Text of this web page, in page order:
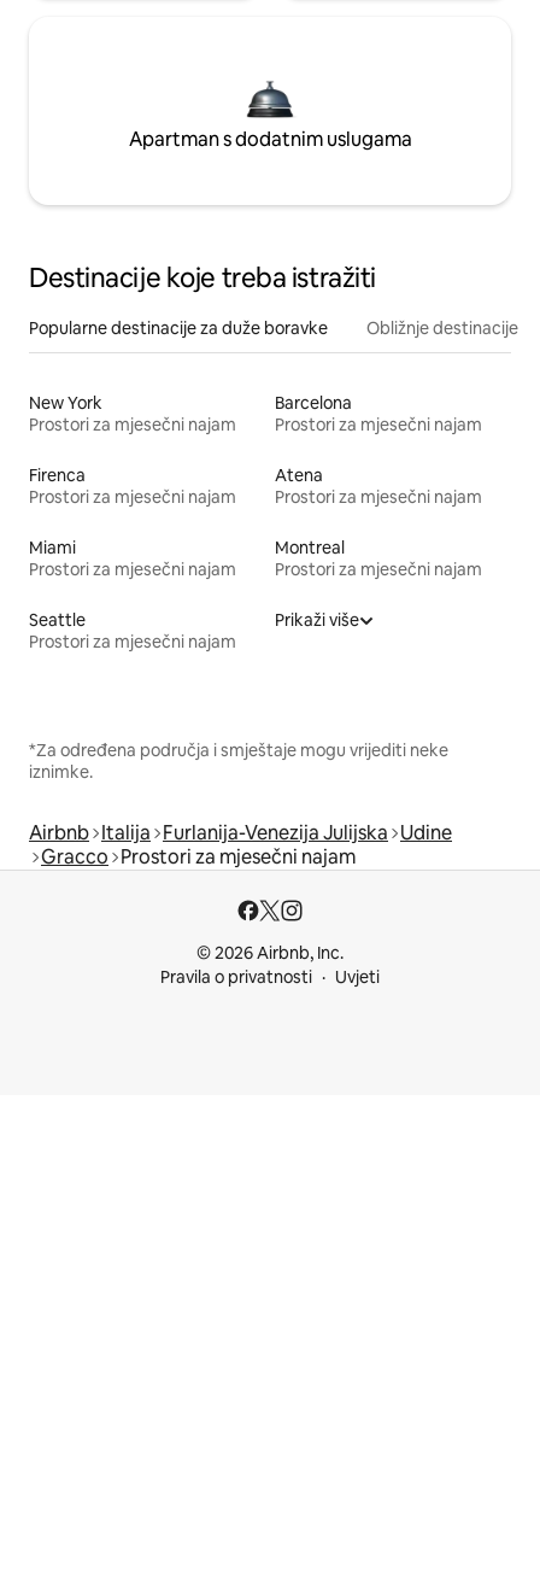
Apartman s dodatnim uslugama
Destinacije koje treba istražiti
Popularne destinacije za duže boravke Obližnje destinacije
New York
Prostori za mjesečni najam
Barcelona
Prostori za mjesečni najam
Firenca
Prostori za mjesečni najam
Atena
Prostori za mjesečni najam
Miami
Prostori za mjesečni najam
Montreal
Prostori za mjesečni najam
Seattle
Prostori za mjesečni najam
Prikaži više
*Za određena područja i smještaje mogu vrijediti neke
iznimke.
Airbnb Italija Furlanija-Venezija Julijska Udine
Gracco Prostori za mjesečni najam
© 2026 Airbnb, Inc.
Pravila o privatnosti
Uvjeti